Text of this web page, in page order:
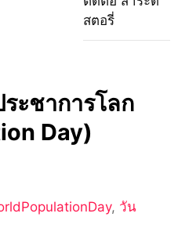
สตอรี่
ะชาการโลก
Day)
กฎาคม
, วัน